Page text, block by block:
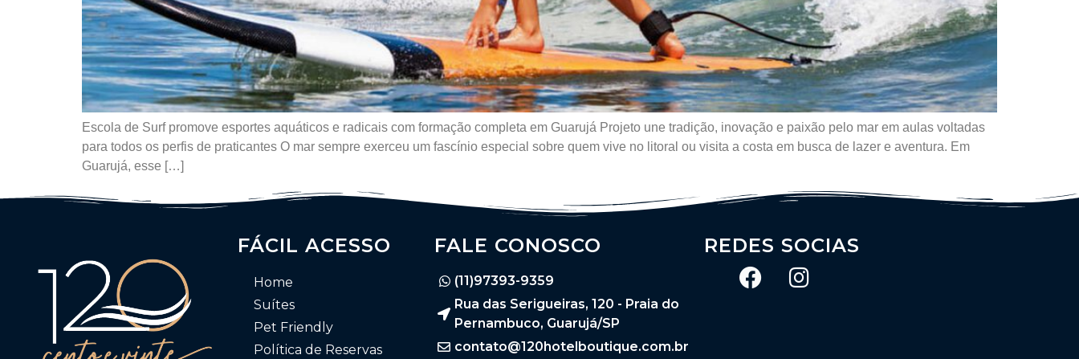
Escola de Surf promove esportes aquáticos e radicais com formação completa em Guarujá Projeto une tradição, inovação e paixão pelo mar em aulas voltadas
para todos os perfis de praticantes O mar sempre exerceu um fascínio especial sobre quem vive no litoral ou visita a costa em busca de lazer e aventura. Em
Guarujá, esse […]
FÁCIL ACESSO
Home
Suítes
Pet Friendly
Política de Reservas
FALE CONOSCO
(11)97393-9359
Rua das Serigueiras, 120 - Praia do
Pernambuco, Guarujá/SP
contato@120hotelboutique.com.br
REDES SOCIAS